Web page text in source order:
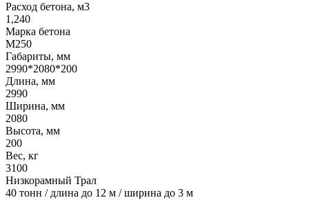
Расход бетона, м3
1,240
Марка бетона
М250
Габариты, мм
2990*2080*200
Длина, мм
2990
Ширина, мм
2080
Высота, мм
200
Вес, кг
3100
Низкорамный Трал
40 тонн / длина до 12 м / ширина до 3 м